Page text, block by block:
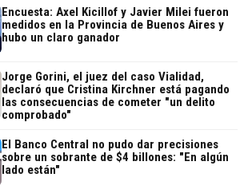
Encuesta: Axel Kicillof y Javier Milei fueron
medidos en la Provincia de Buenos Aires y
hubo un claro ganador
Jorge Gorini, el juez del caso Vialidad,
declaró que Cristina Kirchner está pagando
las consecuencias de cometer "un delito
comprobado"
El Banco Central no pudo dar precisiones
sobre un sobrante de $4 billones: "En algún
lado están"